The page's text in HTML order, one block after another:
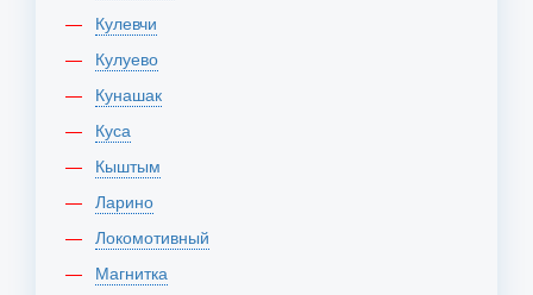
Кулевчи
Кулуево
Кунашак
Куса
Кыштым
Ларино
Локомотивный
Магнитка